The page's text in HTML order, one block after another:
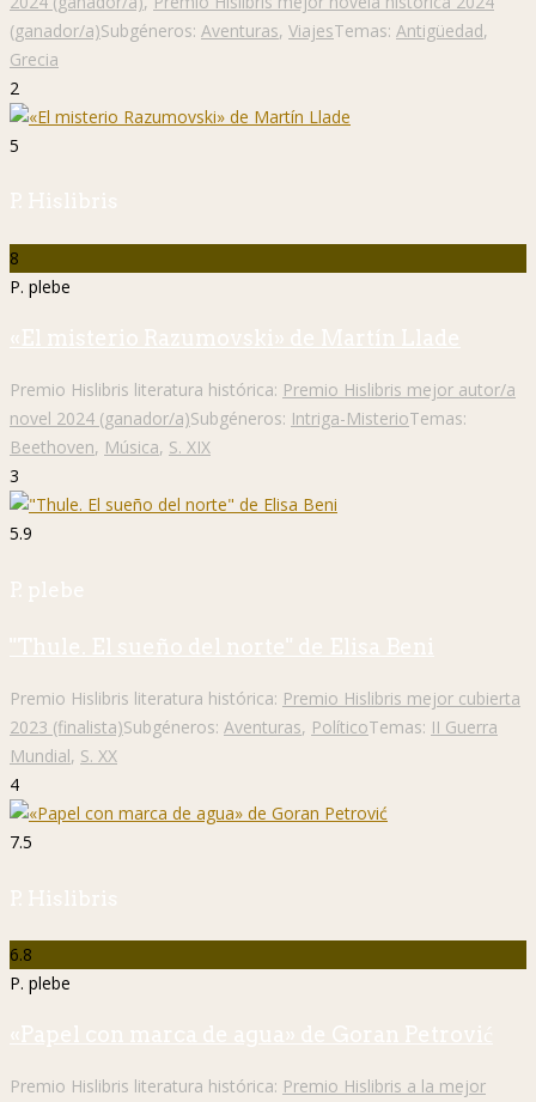
(ganador/a)Subgéneros: Aventuras, ViajesTemas: Antigüedad,
Grecia
2
5
P. Hislibris
8
P. plebe
«El misterio Razumovski» de Martín Llade
Premio Hislibris literatura histórica: Premio Hislibris mejor autor/a
novel 2024 (ganador/a)Subgéneros: Intriga-MisterioTemas:
Beethoven, Música, S. XIX
3
5.9
P. plebe
"Thule. El sueño del norte" de Elisa Beni
Premio Hislibris literatura histórica: Premio Hislibris mejor cubierta
2023 (finalista)Subgéneros: Aventuras, PolíticoTemas: II Guerra
Mundial, S. XX
4
7.5
P. Hislibris
6.8
P. plebe
«Papel con marca de agua» de Goran Petrović
Premio Hislibris literatura histórica: Premio Hislibris a la mejor